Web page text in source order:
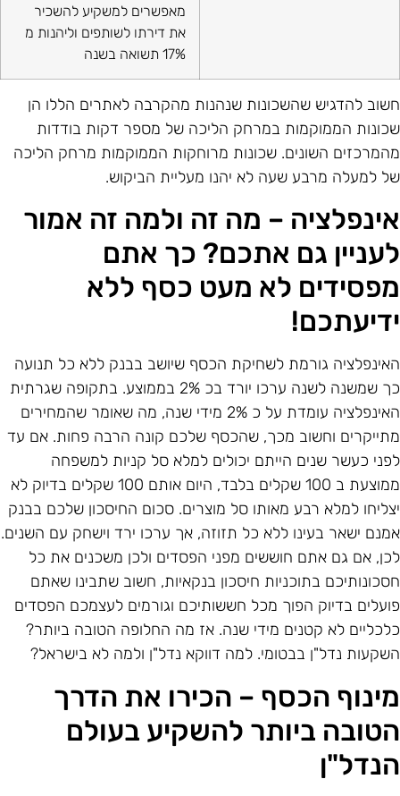
מאפשרים למשקיע להשכיר
את דירתו לשותפים וליהנות מ
17% תשואה בשנה
להדגיש שהשכונות שנהנות מהקרבה לאתרים הללו הן
הממוקמות במרחק הליכה של מספר דקות בודדות
השונים. שכונות מרוחקות הממוקמות מרחק הליכה
למעלה מרבע שעה לא יהנו מעליית הביקוש.
– מה זה ולמה זה אמור
גם אתכם? כך אתם
לא מעט כסף ללא
גורמת לשחיקת הכסף שיושב בבנק ללא כל תנועה
כך שמשנה לשנה ערכו יורד בכ 2% בממוצע. בתקופה שגרתית
האינפלציה עומדת על כ 2% מידי שנה, מה שאומר שהמחירים
וחשוב מכך, שהכסף שלכם קונה הרבה פחות. אם עד
כעשר שנים הייתם יכולים למלא סל קניות למשפחה
ממוצעת ב 100 שקלים בלבד, היום אותם 100 שקלים בדיוק לא
למלא רבע מאותו סל מוצרים. סכום החיסכון שלכם בבנק
ישאר בעינו ללא כל תזוזה, אך ערכו ירד וישחק עם השנים.
אם גם אתם חוששים מפני הפסדים ולכן משכנים את כל
בתוכניות חיסכון בנקאיות, חשוב שתבינו שאתם
בדיוק הפוך מכל חששותיכם וגורמים לעצמכם הפסדים
לא קטנים מידי שנה. אז מה החלופה הטובה ביותר?
נדל"ן בבטומי. למה דווקא נדל"ן ולמה לא בישראל?
הכסף – הכירו את הדרך
ביותר להשקיע בעולם